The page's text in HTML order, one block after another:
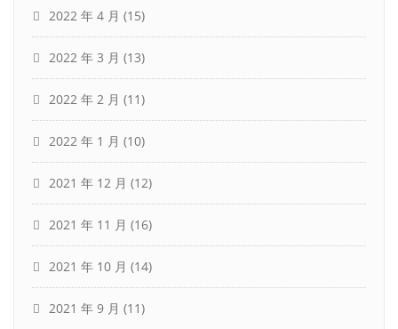
2022 年 4 月 (15)
2022 年 3 月 (13)
2022 年 2 月 (11)
2022 年 1 月 (10)
2021 年 12 月 (12)
2021 年 11 月 (16)
2021 年 10 月 (14)
2021 年 9 月 (11)